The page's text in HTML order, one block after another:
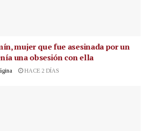
mujer que fue asesinada por un
una obsesión con ella
HACE 2 DÍAS